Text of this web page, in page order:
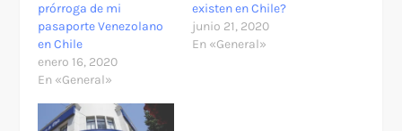
prórroga de mi
pasaporte Venezolano
en Chile
enero 16, 2020
En «General»
existen en Chile?
junio 21, 2020
En «General»